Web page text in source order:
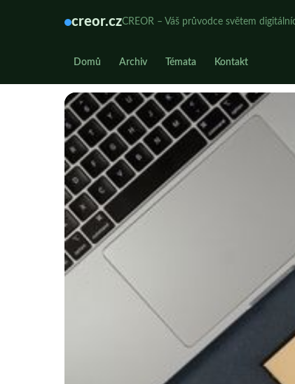
creor.czCREOR – Váš průvodce světem
Domů Archiv Témata Kontakt